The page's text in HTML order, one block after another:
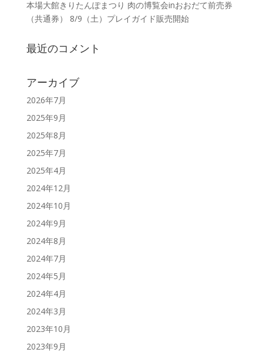
本場大館きりたんぽまつり 肉の博覧会inおおだて前売券
（共通券） 8/9（土）プレイガイド販売開始
最近のコメント
アーカイブ
2026年7月
2025年9月
2025年8月
2025年7月
2025年4月
2024年12月
2024年10月
2024年9月
2024年8月
2024年7月
2024年5月
2024年4月
2024年3月
2023年10月
2023年9月